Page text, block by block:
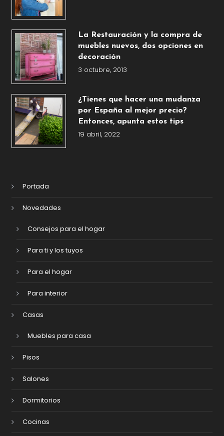
La Restauración y la compra de
muebles nuevos, dos opciones en
decoración
3 octubre, 2013
¿Tienes que hacer una mudanza
por España al mejor precio?
Entonces, apunta estos tips
19 abril, 2022
Portada
Novedades
Consejos para el hogar
Para ti y los tuyos
Para el hogar
Para interior
Casas
Muebles para casa
Pisos
Salones
Dormitorios
Cocinas